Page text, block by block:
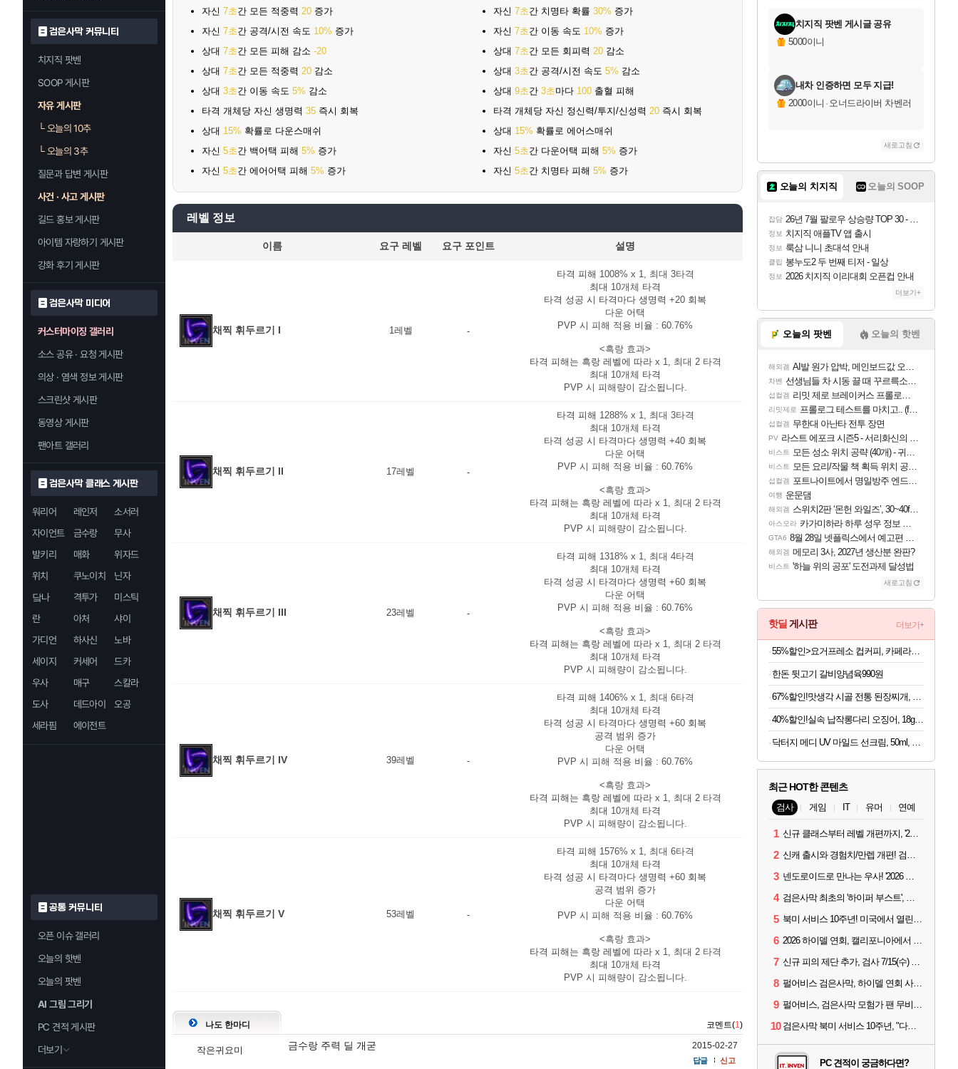
검은사막 커뮤니티
치지직 팟벤
SOOP 게시판
자유 게시판
└오늘의 10추
└오늘의 3추
질문과 답변 게시판
사건 · 사고 게시판
길드 홍보 게시판
아이템 자랑하기 게시판
강화 후기 게시판
검은사막 미디어
커스터마이징 갤러리
소스 공유 · 요청 게시판
의상 · 염색 정보 게시판
스크린샷 게시판
동영상 게시판
팬아트 갤러리
검은사막 클래스 게시판
워리어 레인저
소서러
자이언트
금수랑
무사
발키리
매화
위자드
위치
쿠노이치
닌자
닼나
격투가
미스틱
란
아처
샤이
가디언
하사신
노바
세이지
커세어
드카
우사
매구
스칼라
도사
데드아이
오공
세라핌
에이전트
공통 커뮤니티
오픈 이슈 갤러리
오늘의 핫벤
오늘의 팟벤
AI 그림 그리기
PC 견적 게시판
더보기
자신 7초간 모든 적중력 20 증가 자신 7초간 치명타 확률 30% 증가
자신 7초간 공격/시전 속도 10% 증가 자신 7초간 이동 속도 10% 증가
상대 7초간 모든 피해 감소 -20 상대 7초간 모든 회피력 20 감소
상대 7초간 모든 적중력 20 감소 상대 3초간 공격/시전 속도 5% 감소
상대 3초간 이동 속도 5% 감소 상대 9초간 3초마다 100 출혈 피해
타격 개체당 자신 생명력 35 즉시 회복 타격 개체당 자신 정신력/투지/신성력 20 즉시 회복
상대 15% 확률로 다운스매쉬 상대 15% 확률로 에어스매쉬
자신 5초간 백어택 피해 5% 증가 자신 5초간 다운어택 피해 5% 증가
자신 5초간 에어어택 피해 5% 증가 자신 5초간 치명타 피해 5% 증가
레벨 정보
이름 요구 레벨 요구 포인트 설명
채찍 휘두르기 I 1레벨 -
타격 피해 1008% x 1, 최대 3타격
최대 10개체 타격
타격 성공 시 타격마다 생명력 +20 회복
다운 어택
PVP 시 피해 적용 비율 : 60.76%
<흑랑 효과>
타격 피해는 흑랑 레벨에 따라 x 1, 최대 2 타격
최대 10개체 타격
PVP 시 피해량이 감소됩니다.
채찍 휘두르기 II 17레벨 -
타격 피해 1288% x 1, 최대 3타격
최대 10개체 타격
타격 성공 시 타격마다 생명력 +40 회복
다운 어택
PVP 시 피해 적용 비율 : 60.76%
<흑랑 효과>
타격 피해는 흑랑 레벨에 따라 x 1, 최대 2 타격
최대 10개체 타격
PVP 시 피해량이 감소됩니다.
채찍 휘두르기 III 23레벨 -
타격 피해 1318% x 1, 최대 4타격
최대 10개체 타격
타격 성공 시 타격마다 생명력 +60 회복
다운 어택
PVP 시 피해 적용 비율 : 60.76%
<흑랑 효과>
타격 피해는 흑랑 레벨에 따라 x 1, 최대 2 타격
최대 10개체 타격
PVP 시 피해량이 감소됩니다.
채찍 휘두르기 IV 39레벨 -
타격 피해 1406% x 1, 최대 6타격
최대 10개체 타격
타격 성공 시 타격마다 생명력 +60 회복
공격 범위 증가
다운 어택
PVP 시 피해 적용 비율 : 60.76%
<흑랑 효과>
타격 피해는 흑랑 레벨에 따라 x 1, 최대 2 타격
최대 10개체 타격
PVP 시 피해량이 감소됩니다.
채찍 휘두르기 V 53레벨 -
타격 피해 1576% x 1, 최대 6타격
최대 10개체 타격
타격 성공 시 타격마다 생명력 +60 회복
공격 범위 증가
다운 어택
PVP 시 피해 적용 비율 : 60.76%
<흑랑 효과>
타격 피해는 흑랑 레벨에 따라 x 1, 최대 2 타격
최대 10개체 타격
PVP 시 피해량이 감소됩니다.
나도 한마디 코멘트(1)
작은귀요미 금수랑 주력 딜 개굳 2015-02-27
답글 신고
교환.
당첨되셨습니다.
당첨되셨습니다.
당첨되셨습니다.
당첨되셨습니다.
당첨되셨습니다.
당첨되셨습니다.
에디션 (스팀코드)를 교환.
당첨되셨습니다.
치지직 팟벤 게시글 공유
5000이니
내차 인증하면 모두 지급!
2000이니 · 오너드라이버 차벤러
새로고침
오늘의 치지직 오늘의 SOOP
잡담 26년 7월 팔로우 상승량 TOP 30 - 월간 치지직
정보 치지직 애플TV 앱 출시
정보 룩삼 니니 초대석 안내
클립 봉누도2 두 번째 티저 - 일상
정보 2026 치지직 이리대회 오픈컵 안내
더보기+
오늘의 팟벤 오늘의 핫벤
해외겜 AI발 원가 압박, 메인보드값 오르나
차벤 선생님들 차 시동 끌 때 꾸르륵소리나는데
섭컬겜 리밋 제로 브레이커스 프롤로그 테스트 후기 영상 업로드
리밋제로 프롤로그 테스트를 마치고.. (feat. 리아)
섭컬겜 무한대 아난타 전투 장면
PV 라스트 에포크 시즌5 - 서리화신의 분노 티저
비스트 모든 성소 위치 공략 (40개) - 귀환한 영혼 도전과제
비스트 모든 요리/작물 책 획득 위치 공략 (36개) - 미식가 도전과제
섭컬겜 포트나이트에서 명일방주 엔드필드 [펠리카] 판매 예정
여행 운문댐
해외겜 스위치2판 ‘몬헌 와일즈’, 30~40fps 목표 추정
아스오라 카가미하라 하루 성우 정보 및 주요 필모
GTA6 8월 28일 넷플릭스에서 예고편 공개 예정
해외겜 메모리 3사, 2027년 생산분 완판?
비스트 '하늘 위의 공포' 도전과제 달성법
새로고침
핫딜 게시판 더보기+
55%할인>요거프레소 컵커피, 카페라떼 200ml 10개 + 카페모카 200ml 10개, 20개
한돈 뒷고기 갈비양념육990원
40%할인!실속 납작롱다리 오징어, 18g, 10개
닥터지 메디 UV 마일드 선크림, 50ml, 2개
최근 HOT한 콘텐츠
검사 게임 IT 유머 연예
1 신규 클래스부터 레벨 개편까지, '2026 검은사막 하이델 연회' 총정리
2 신캐 출시와 경험치/만렙 개편! 검사 2026 하이델 연회 모아보기
3 넨도로이드로 만나는 우사! '2026 하이델 연회' 막바지 깜짝 공개
4 검은사막 최초의 '하이퍼 부스트', 직접 해봤습니다
5 북미 서비스 10주년! 미국에서 열린 '검은사막 하이델 연회'
6 2026 하이델 연회, 캘리포니아에서 개최
7 신규 피의 제단 추가, 검사 7/15(수) 패치 핵심 정리
8 펄어비스 검은사막, 하이델 연회 사전 이벤트 시작
9 펄어비스, 검은사막 모험가 팬 무비 '마디걸스' 글로벌 상영회 개최
10 검은사막 북미 서비스 10주년, "다음 10년도 우리만의 액션으로"
PC 견적이 궁금하다면?